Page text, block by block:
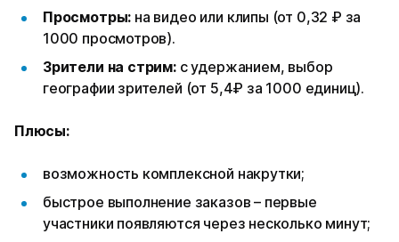
Просмотры: на видео или клипы (от 0,32 ₽ за
1000 просмотров).
Зрители на стрим: с удержанием, выбор
географии зрителей (от 5,4₽ за 1000 единиц).
Плюсы:
возможность комплексной накрутки;
быстрое выполнение заказов – первые
участники появляются через несколько минут;